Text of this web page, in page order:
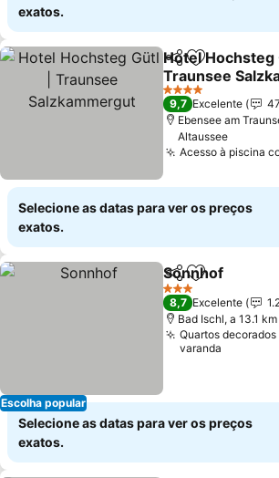
exatos.
PartilharAdicionar
Hotel Hochsteg
Traunsee
Ver preços
4 Estrelas
9,7 Excelente
Ebensee am
Altaussee
Acesso à piscina
Selecione as datas para ver os preços
exatos.
Escolha popular
PartilharAdicionar
Sonnhof
3 Estrelas
8,7 Excelente
Bad Ischl, a 13.1
Quartos
varanda
Selecione as datas para ver os preços
exatos.